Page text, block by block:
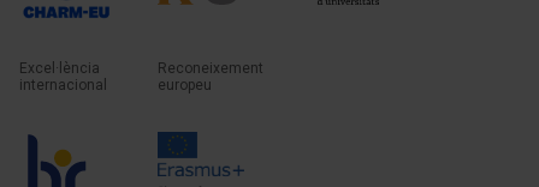
Excel·lència
internacional
Reconeixement
europeu